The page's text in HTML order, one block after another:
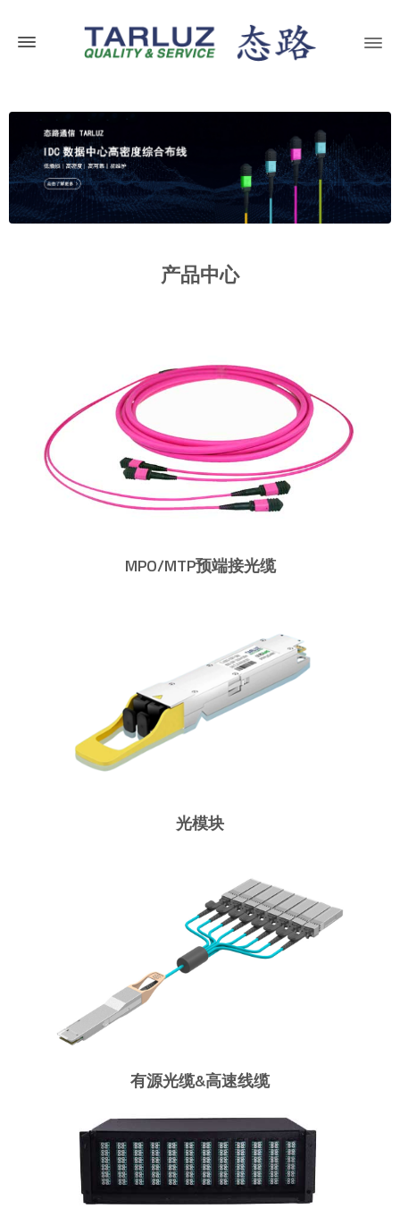
产品中心
MPO/MTP预端接光缆
MPO/MTP预端接主干光缆
MPO/MTP预端接延长光缆
MPO/MTP预端接分支光缆
可换*性MPO/MTP光纤跳线
LC uniboot光纤跳线
MPO/MTP预端接光缆
400G光模块
200G光模块
100G光模块
40G光模块
25G光模块
光模块
有源光缆&高速线缆
AOC有源光缆
DAC高速线缆
有源光缆&高速线缆
高密度光纤配线架
高密度光纤配线架